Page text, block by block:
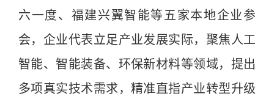
六一度、福建兴翼智能等五家本地企业参
会，企业代表立足产业发展实际，聚焦人工
智能、智能装备、环保新材料等领域，提出
多项真实技术需求，精准直指产业转型升级